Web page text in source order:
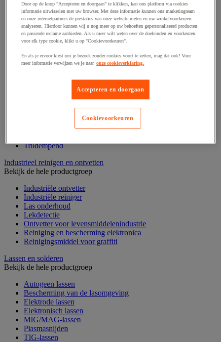
Draadstift
Haak en schroefoog
Hang- en sluitwerk
Ketting en trekkoord
Moer
Plug en pin
Punten, spijkers en nieten
Scharnierpen, -strip en geheng
Sluitknop en handgreep
Trildempend
Industrieel reinigen en ontvetten
Bekijk de hele productgroep
Industriële ontvetter
Industriële reiniger
Las onderhoud
Lekdetectie
Ontvetter voor levensmiddelenindustrie
Reiniging en bescherming elektronica
Reinigingsmiddel voor graffiti
Lassen en solderen
Bekijk de hele productgroep
Autogeen lassen
Bescherming van de lasomgeving
Elektrode lassen
Elektronisch lassen
MIG/MAG-lassen
Plasmasnijden
TIG-lassen
Door op de knop "Accepteren en doorgaan" te klikken, kan ons platform via cookies
informatie uitwisselen met uw browser. Met deze informatie kunnen ons marketingteam
en onze internetpartners de prestaties van onze website meten en uw winkelvoorkeuren
analyseren. Hierdoor kunnen wij u nog meer op uw behoeften gepersonaliseerd producten
en passende reclame aanbieden. Als u meer wilt weten over de doeleinden en voorkeuren
voor elk type cookie, klikt u op "Cookievoorkeuren".
En als je ervoor kiest om je bezoek zonder cookies voort te zetten, mag dat ook! Voor
meer informatie verwijzen we je naar onze cookieverklaring.
Accepteren en doorgaan
Cookievoorkeuren